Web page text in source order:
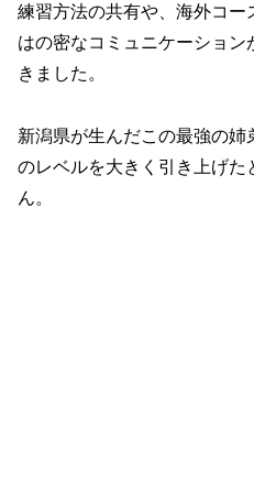
練習方法の共有や、海外コ
はの密なコミュニケーショ
きました。
新潟県が生んだこの最強の
のレベルを大きく引き上げ
ん。